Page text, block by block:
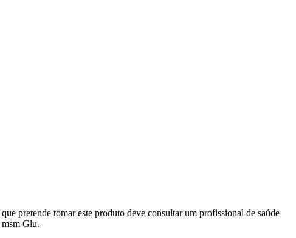
pretende tomar este produto deve consultar um profissional de saúde
msm Glu.